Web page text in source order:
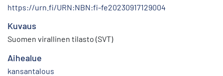
https://urn.fi/URN:NBN:fi-fe20230917129004
Kuvaus
Suomen virallinen tilasto (SVT)
Aihealue
kansantalous